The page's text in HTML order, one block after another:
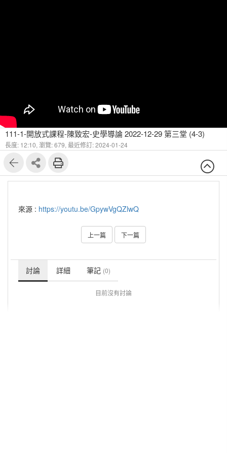
111-1-開放式課程-陳致宏-史學導論 2022-12-29 第三堂 (4-3)
長度: 12:10, 瀏覽: 679, 最近修訂: 2024-01-24
來源 : https://youtu.be/GpywVgQZlwQ
上一篇 下一篇
討論 詳細 筆記 (0)
目前沒有討論